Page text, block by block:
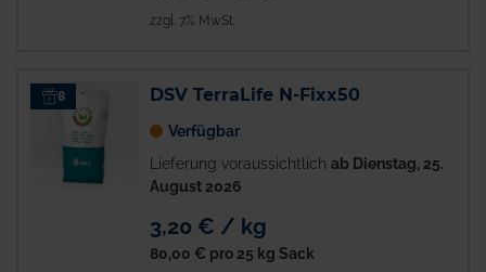
zzgl. 7% MwSt.
8 DSV TerraLife N-Fixx50
Verfügbar
Lieferung voraussichtlich ab Dienstag, 25.
August 2026
3,20 € / kg
80,00 € pro 25 kg Sack